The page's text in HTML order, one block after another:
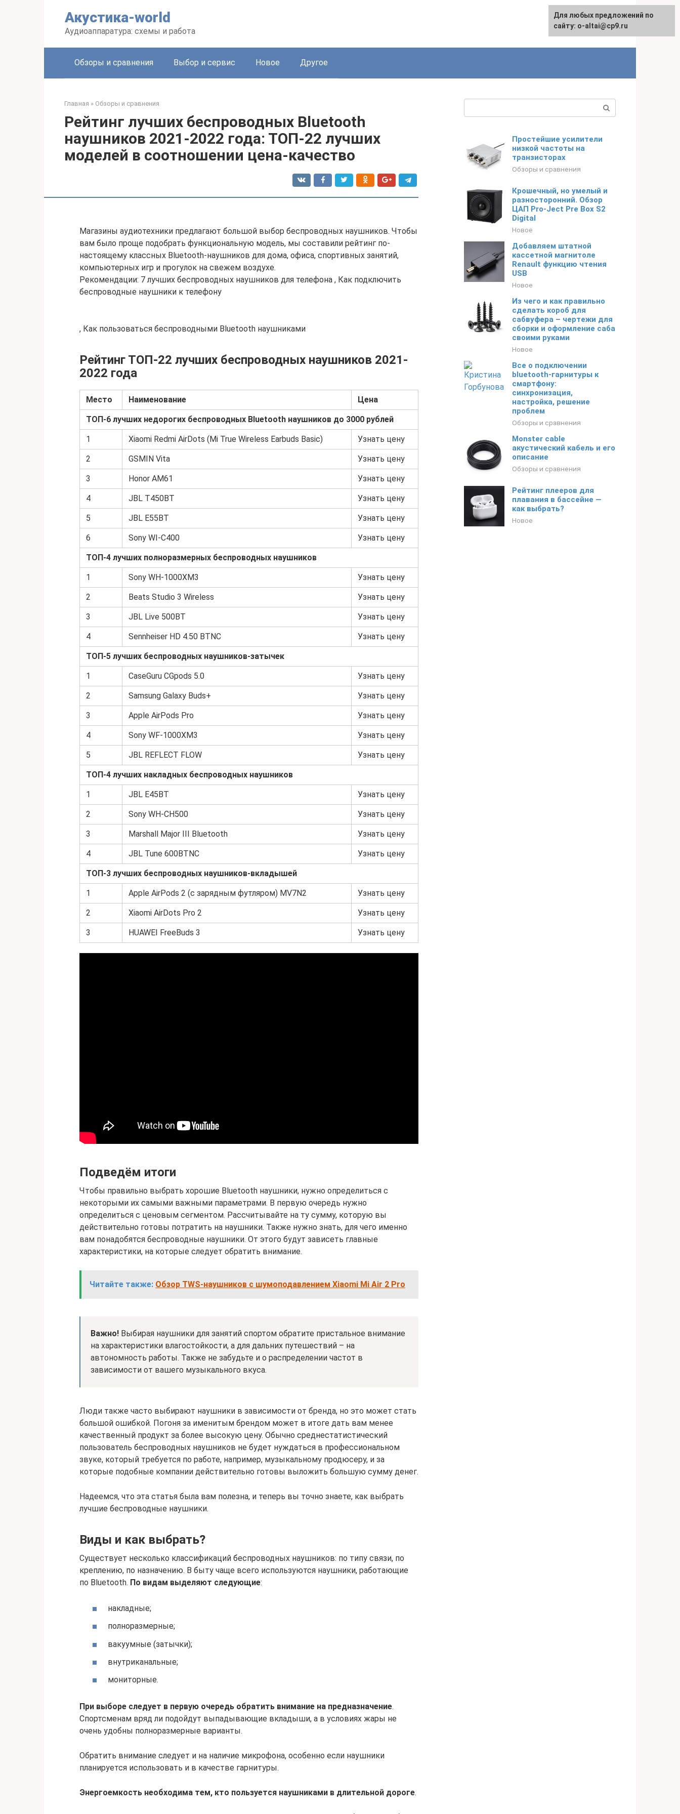
Акустика-world
Аудиоаппаратура: схемы и работа
English
Обзоры и сравнения Выбор и сервис Новое Другое
Главная » Обзоры и сравнения
Рейтинг лучших беспроводных Bluetooth
наушников 2021-2022 года: ТОП-22 лучших
моделей в соотношении цена-качество
Магазины аудиотехники предлагают большой выбор беспроводных наушников. Чтобы
вам было проще подобрать функциональную модель, мы составили рейтинг по-
настоящему классных Bluetooth-наушников для дома, офиса, спортивных занятий,
компьютерных игр и прогулок на свежем воздухе.
Рекомендации: 7 лучших беспроводных наушников для телефона , Как подключить
беспроводные наушники к телефону
, Как пользоваться беспроводными Bluetooth наушниками
Рейтинг ТОП-22 лучших беспроводных наушников 2021-
2022 года
Место Наименование Цена
ТОП-6 лучших недорогих беспроводных Bluetooth наушников до 3000 рублей
1 Xiaomi Redmi AirDots (Mi True Wireless Earbuds Basic) Узнать цену
2 GSMIN Vita Узнать цену
3 Honor AM61 Узнать цену
4 JBL T450BT Узнать цену
5 JBL E55BT Узнать цену
6 Sony WI-C400 Узнать цену
ТОП-4 лучших полноразмерных беспроводных наушников
1 Sony WH-1000XM3 Узнать цену
2 Beats Studio 3 Wireless Узнать цену
3 JBL Live 500BT Узнать цену
4 Sennheiser HD 4.50 BTNC Узнать цену
ТОП-5 лучших беспроводных наушников-затычек
1 CaseGuru CGpods 5.0 Узнать цену
2 Samsung Galaxy Buds+ Узнать цену
3 Apple AirPods Pro Узнать цену
4 Sony WF-1000XM3 Узнать цену
5 JBL REFLECT FLOW Узнать цену
ТОП-4 лучших накладных беспроводных наушников
1 JBL E45BT Узнать цену
2 Sony WH-CH500 Узнать цену
3 Marshall Major III Bluetooth Узнать цену
4 JBL Tune 600BTNC Узнать цену
ТОП-3 лучших беспроводных наушников-вкладышей
1 Apple AirPods 2 (с зарядным футляром) MV7N2 Узнать цену
2 Xiaomi AirDots Pro 2 Узнать цену
3 HUAWEI FreeBuds 3 Узнать цену
Подведём итоги
Чтобы правильно выбрать хорошие Bluetooth наушники, нужно определиться с
некоторыми их самыми важными параметрами. В первую очередь нужно
определиться с ценовым сегментом. Рассчитывайте на ту сумму, которую вы
действительно готовы потратить на наушники. Также нужно знать, для чего именно
вам понадобятся беспроводные наушники. От этого будут зависеть главные
характеристики, на которые следует обратить внимание.
Читайте также: Обзор TWS-наушников с шумоподавлением Xiaomi Mi Air 2 Pro
Важно! Выбирая наушники для занятий спортом обратите пристальное внимание
на характеристики влагостойкости, а для дальних путешествий – на
автономность работы. Также не забудьте и о распределении частот в
зависимости от вашего музыкального вкуса.
Люди также часто выбирают наушники в зависимости от бренда, но это может стать
большой ошибкой. Погоня за именитым брендом может в итоге дать вам менее
качественный продукт за более высокую цену. Обычно среднестатистический
пользователь беспроводных наушников не будет нуждаться в профессиональном
звуке, который требуется по работе, например, музыкальному продюсеру, и за
которые подобные компании действительно готовы выложить большую сумму денег.
Надеемся, что эта статья была вам полезна, и теперь вы точно знаете, как выбрать
лучшие беспроводные наушники.
Виды и как выбрать?
Существует несколько классификаций беспроводных наушников: по типу связи, по
креплению, по назначению. В быту чаще всего используются наушники, работающие
по Bluetooth. По видам выделяют следующие:
накладные;
полноразмерные;
вакуумные (затычки);
внутриканальные;
мониторные.
При выборе следует в первую очередь обратить внимание на предназначение.
Спортсменам вряд ли подойдут выпадывающие вкладыши, а в условиях жары не
очень удобны полноразмерные варианты.
Обратить внимание следует и на наличие микрофона, особенно если наушники
планируется использовать и в качестве гарнитуры.
Энергоемкость необходима тем, кто пользуется наушниками в длительной дороге.
Простейшие усилители
низкой частоты на
транзисторах
Обзоры и сравнения
Крошечный, но умелый и
разносторонний. Обзор
ЦАП Pro-Ject Pre Box S2
Digital
Новое
Добавляем штатной
кассетной магнитоле
Renault функцию чтения
USB
Новое
Из чего и как правильно
сделать короб для
сабвуфера – чертежи для
сборки и оформление саба
своими руками
Новое
Все о подключении
bluetooth-гарнитуры к
смартфону:
синхронизация,
настройка, решение
проблем
Обзоры и сравнения
Monster cable
акустический кабель и его
описание
Обзоры и сравнения
Рейтинг плееров для
плавания в бассейне —
как выбрать?
Новое
Для любых предложений по
сайту: o-altai@cp9.ru